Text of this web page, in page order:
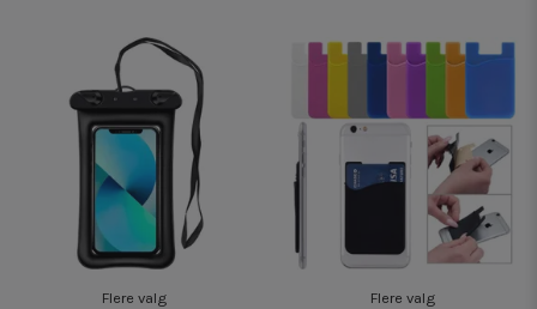
Flere valg Flere valg